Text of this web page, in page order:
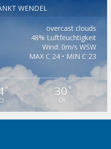
WENDEL
overcast clouds
48% Luftfeuchtigkeit
Wind: 0m/s WSW
MAX C 24 • MIN C 23
° 30°
DI